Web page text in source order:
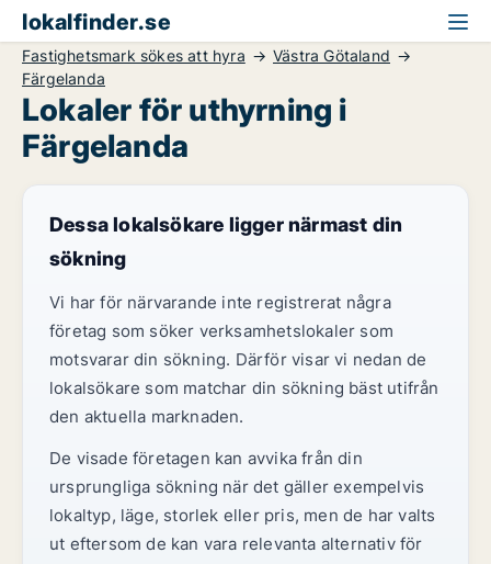
lokalfinder.se
Fastighetsmark sökes att hyra
Västra Götaland
Färgelanda
Lokaler för uthyrning i
Färgelanda
Dessa lokalsökare ligger närmast din
sökning
Vi har för närvarande inte registrerat några
företag som söker verksamhetslokaler som
motsvarar din sökning. Därför visar vi nedan de
lokalsökare som matchar din sökning bäst utifrån
den aktuella marknaden.
De visade företagen kan avvika från din
ursprungliga sökning när det gäller exempelvis
lokaltyp, läge, storlek eller pris, men de har valts
ut eftersom de kan vara relevanta alternativ för